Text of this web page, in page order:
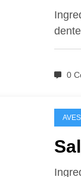
0
AVES